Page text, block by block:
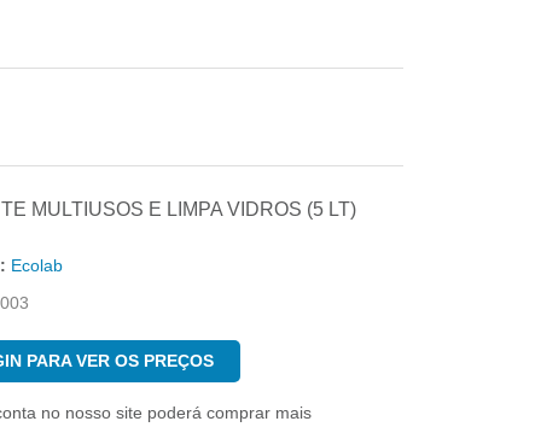
MULTIUSOS E LIMPA VIDROS (5 LT)
Ecolab
PARA VER OS PREÇOS
no nosso site poderá comprar mais